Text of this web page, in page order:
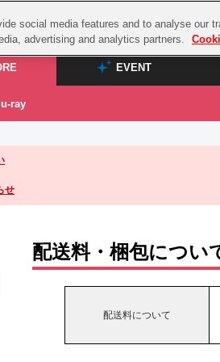
EVENT
STORE TOP
ズ
ASOBI
ray
ナムコクラシック
スサノオマジック
ガンダムシリーズ
せ
配送料・梱包につい
配送料について
social media features and to analyse our
advertising and analytics partners.